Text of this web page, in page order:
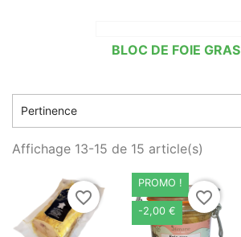
BLOC DE FOIE GRAS
Pertinence
Affichage 13-15 de 15 article(s)
favorite_border
PROMO !
-2,00 €
favorite_border